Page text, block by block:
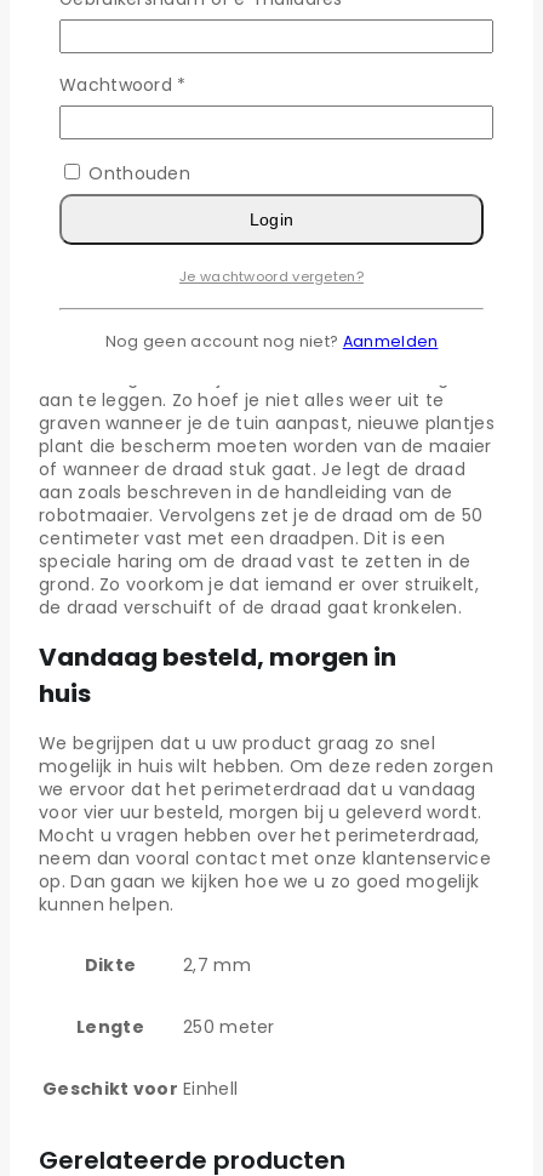
aanleggen. Het ondergronds aanleggen van
perimeterdraad is ideaal wanneer je de draad niet
wilt zien en ook niet van plan bent om de tuin ooit
centimeter diep. Hoe diep dit exact moet zijn staat
in de handleiding van jouw Robomow robotmaaier.
Vervolgens graaf je de draad in door de sleuf weer
te dichten met zand.
Perimeterdraad bovengronds
aanleggen
aan te leggen. Zo hoef je niet alles weer uit te
graven wanneer je de tuin aanpast, nieuwe plantjes
plant die bescherm moeten worden van de maaier
of wanneer de draad stuk gaat. Je legt de draad
aan zoals beschreven in de handleiding van de
robotmaaier. Vervolgens zet je de draad om de 50
centimeter vast met een draadpen. Dit is een
speciale haring om de draad vast te zetten in de
grond. Zo voorkom je dat iemand er over struikelt,
de draad verschuift of de draad gaat kronkelen.
Vandaag besteld, morgen in
huis
We begrijpen dat u uw product graag zo snel
mogelijk in huis wilt hebben. Om deze reden zorgen
we ervoor dat het perimeterdraad dat u vandaag
voor vier uur besteld, morgen bij u geleverd wordt.
Mocht u vragen hebben over het perimeterdraad,
neem dan vooral contact met onze klantenservice
op. Dan gaan we kijken hoe we u zo goed mogelijk
kunnen helpen.
Dikte 2,7 mm
Lengte 250 meter
Geschikt voor Einhell
Gerelateerde producten
Wachtwoord *
Onthouden
Login
Je wachtwoord vergeten?
Nog geen account nog niet? Aanmelden